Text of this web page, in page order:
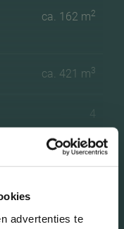
advertenties te
ca. 162 m2
ca. 421 m3
4
3 woonlagen
Zonnepanelen,